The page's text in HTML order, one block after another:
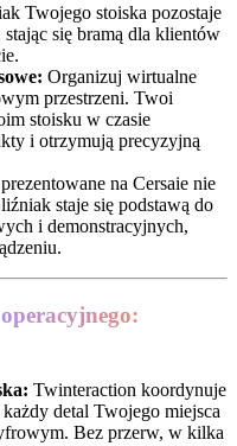
Twojego stoiska pozostaje
się bramą dla klientów
Organizuj wirtualne
przestrzeni. Twoi
stoisku w czasie
i otrzymują precyzyjną
na Cersaie nie
staje się podstawą do
i demonstracyjnych,
Twinteraction koordynuje
detal Twojego miejsca
Bez przerw, w kilka